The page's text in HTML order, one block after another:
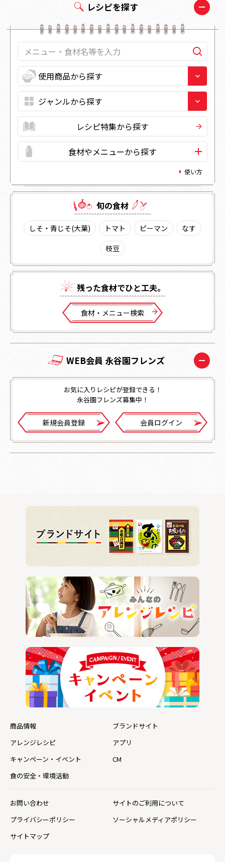
レシピを探す
レシピ特集から探す
食材やメニューから探す
使い方
旬の⾷材
しそ・青じそ(大葉) トマト ピーマン
なす
枝豆
残った⾷材でひと⼯夫。
⾷材・メニュー検索
WEB会員 永谷園フレンズ
お気に入りレシピが登録できる！
永谷園フレンズ募集中！
新規会員登録 会員ログイン
商品情報
ブランドサイト
アレンジレシピ
アプリ
キャンペーン・イベント
CM
食の安全・環境活動
お問い合わせ
サイトのご利用について
プライバシーポリシー
ソーシャルメディアポリシー
サイトマップ